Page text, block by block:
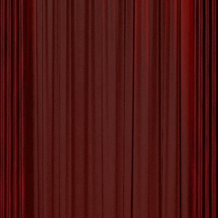
08 FEBRUARI 2026 BY MVTTHEATER ‣
COMMENTS
De Intrigerende
Kunstwerken van Koen
Vanmechelen
De Fascinerende Kunstwerken
van Koen Vanmechelen
Koen Vanmechelen is een Belgische kunstenaar die
internationale bekendheid geniet vanwege zijn unieke
en fascinerende kunstwerken. Zijn werk staat bekend
om de combinatie van verschillende disciplines,
waaronder beeldhouwkunst, installaties en
performancekunst. Vanmechelen’s kunstwerken
verkennen thema’s als identiteit, diversiteit en evolutie,
vaak met een focus op de relatie tussen mens, dier en
natuur.